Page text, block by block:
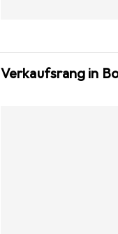
Verkaufsrang in